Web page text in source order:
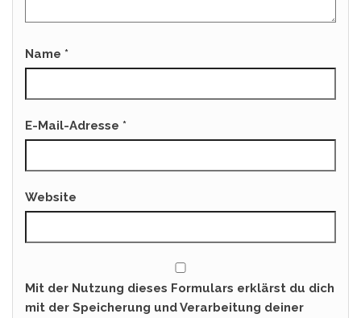
Name *
E-Mail-Adresse *
Website
Mit der Nutzung dieses Formulars erklärst du dich
mit der Speicherung und Verarbeitung deiner